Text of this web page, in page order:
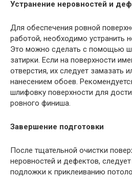
Устранение неровностей и
Для обеспечения ровной
работой, необходимо устранить
Это можно сделать с помощью
затирки. Если на поверхности
отверстия, их следует замазать
нанесением обоев.
шлифовку поверхности для
ровного финиша.
Завершение подготовки
После тщательной очистки
неровностей и дефектов,
подложки к приклеиванию